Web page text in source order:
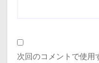
次回のコメントで使用